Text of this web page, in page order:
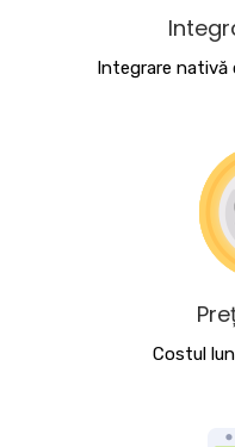
Integrare nativă
Costul